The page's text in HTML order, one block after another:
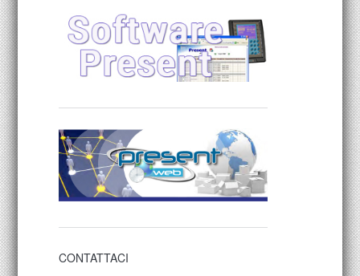
CONTATTACI